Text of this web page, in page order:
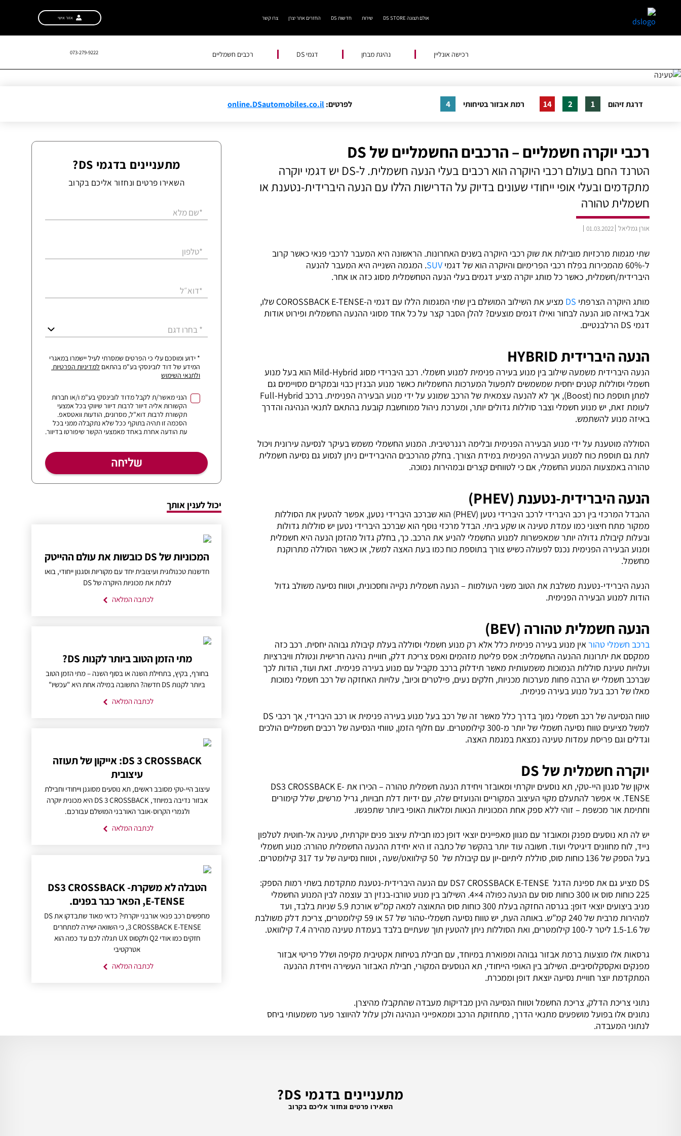
אולם תצוגה DS STORE שירות חדשות DS החזרים אתר יצרן צרו קשר אזור אישי
רכישה אונליין נהיגת מבחן דגמי DS רכבים חשמליים 073-279-9222
דרגת זיהום 1
2
14 רמת אבזור בטיחותי 4 לפרטים:online.DSautomobiles.co.il
רכבי יוקרה חשמליים – הרכבים החשמליים של DS
הטרנד החם בעולם רכבי היוקרה הוא רכבים בעלי הנעה חשמלית. ל-DS יש דגמי יוקרה
מתקדמים ובעלי אופי ייחודי שעונים בדיוק על הדרישות הללו עם הנעה היברידית-נטענת או
חשמלית טהורה
אורן גמליאל 01.03.2022
שתי מגמות מרכזיות מובילות את שוק רכבי היוקרה בשנים האחרונות. הראשונה היא המעבר לרכבי פנאי כאשר קרוב
ל-60% מהמכירות בפלח רכבי הפרימיום והיוקרה הוא של דגמי
SUV. המגמה השנייה היא המעבר להנעה
היברידית/חשמלית, כאשר כל מותג יוקרה מציע דגמים בעלי הנעה הטחשמלית מסוג כזה או אחר.
מותג היוקרה הצרפתי DS
מציע את השילוב המושלם בין שתי המגמות הללו עם דגמי ה-COROSSBACK E-TENSE שלו,
אבל באיזה סוג הנעה לבחור ואילו דגמים מוצעים? להלן הסבר קצר על כל אחד מסוגי ההנעה החשמלית ופירוט אודות
דגמי DS הרלבנטיים.
הנעה היברידית HYBRID
הנעה היברידית משמעה שילוב בין מנוע בעירה פנימית למנוע חשמלי. רכב היברידי מסוג Mild-Hybrid הוא בעל מנוע
חשמלי וסוללות קטנים יחסית שמשמשים לתפעול המערכות החשמליות כאשר מנוע הבנזין כבוי ובמקרים מסויימים גם
למתן תוספת כוח (Boost), אך לא להנעה עצמאית של הרכב שמונע על ידי מנוע הבעירה הפנימית. ברכב Full-Hybrid
לעומת זאת, יש מנוע חשמלי וצבר סוללות גדולים יותר, ומערכת ניהול ממוחשבת קובעת בהתאם לתנאי הנהיגה והדרך
באיזה מנוע להשתמש.
הסוללה מוטענת על ידי מנוע הבעירה הפנימית ובלימה רגנרטיבית. המנוע החשמלי משמש בעיקר לנסיעה עירונית ויכול
לתת גם תוספת כוח למנוע הבעירה הפנימית במידת הצורך. בחלק מהרכבים ההיברידיים ניתן לנסוע גם נסיעה חשמלית
טהורה באמצעות המנוע החשמלי, אם כי לטווחים קצרים ובמהירות נמוכה.
הנעה היברידית-נטענת (PHEV)
ההבדל המרכזי בין רכב היברידי לרכב היברידי נטען (PHEV) הוא שברכב היברידי נטען, אפשר להטעין את הסוללות
ממקור מתח חיצוני כמו עמדת טעינה או שקע ביתי. הבדל מרכזי נוסף הוא שברכב היברידי נטען יש סוללות גדולות
ובעלות קיבולת גדולה יותר שמאפשרות למנוע החשמלי להניע את הרכב. כך, בחלק גדול מהזמן הנעה היא חשמלית
ומנוע הבעירה הפנימית נכנס לפעולה כשיש צורך בתוספת כוח כמו בעת האצה למשל, או כאשר הסוללה מתרוקנת
מחשמל.
הנעה היברידי-נטענת משלבת את הטוב משני העולמות – הנעה חשמלית נקייה וחסכונית, וטווח נסיעה משולב גדול
הודות למנוע הבעירה הפנימית.
הנעה חשמלית טהורה (BEV)
ברכב חשמלי טהוראין מנוע בעירה פנימית כלל אלא רק מנוע חשמלי וסוללה בעלת קיבולת גבוהה יחסית. רכב כזה
ממקסם את יתרונות ההנעה החשמלית: אפס פליטת מזהמים ואפס צריכת דלק, חוויית נהיגה חרישית ונטולת וויברציות
ועלויות טעינת סוללות הנמוכות משמעותית מאשר תידלוק ברכב מקביל עם מנוע בעירה פנימית. זאת ועוד, הודות לכך
שברכב חשמלי יש הרבה פחות מערכות מכניות, חלקים נעים, פילטרים וכיוב’, עלויות האחזקה של רכב חשמלי נמוכות
מאלו של רכב בעל מנוע בעירה פנימית.
טווח הנסיעה של רכב חשמלי נמוך בדרך כלל מאשר זה של רכב בעל מנוע בעירה פנימית או רכב היברידי, אך רכבי DS
למשל מציעים טווח נסיעה חשמלי של יותר מ-300 קילומטרים. עם חלוף הזמן, טווחי הנסיעה של רכבים חשמליים הולכים
וגדלים וגם פריסת עמדות טעינה נמצאת במגמת האצה.
יוקרה חשמלית של DS
איקון של סגנון היי-טקי, תא נוסעים יוקרתי ומאובזר ויחידת הנעה חשמלית טהורה – הכירו את DS3 CROSSBACK E-
TENSE. אי אפשר להתעלם מקוי העיצוב המקוריים והנועזים שלה, עם ידיות דלת חבויות, גריל מרשים, שלל קימורים
וחתימת אור מכשפת – זוהי ללא ספק אחת המכוניות הנאות ומלאות האופי ביותר שתפגשו.
יש לה תא נוסעים מפנק ומאובזר עם מגוון מאפיינים יוצאי דופן כמו חבילת עיצוב פנים יוקרתית, טעינה אל-חוטית לטלפון
נייד, לוח מחוונים דיגיטלי ועוד. חשובה עוד יותר בהקשר של כתבה זו היא יחידת ההנעה החשמלית טהורה: מנוע חשמלי
בעל הספק של 136 כוחות סוס, סוללת ליתיום-יון עם קיבולת של 50 קילוואט/שעה , וטווח נסיעה של עד 317 קילומטרים.
DS מציע גם את ספינת הדגל DS7 CROSSBACK E-TENSE עם הנעה היברידית-נטענת מתקדמת בשתי רמות הספק:
225 כוחות סוס או 300 כוחות סוס עם הנעה כפולה 4×4. השילוב בין מנוע טורבו-בנזין רב עוצמה לבין המנוע החשמלי
מניב ביצועים יוצאי דופן: בגרסה החזקה בעלת 300 כוחות סוס התאוצה למאה קמ”ש אורכת 5.9 שניות בלבד, ועד
למהירות מרבית של 240 קמ”ש. באותה העת, יש טווח נסיעה חשמלי-טהור של 57 או 59 קילומטרים, צריכת דלק משולבת
של 1.5-1.6 ליטר ל-100 קילומטרים, ואת הסוללות ניתן להטעין תוך שעתיים בלבד בעמדת טעינה מהירה 7.4 קילוואט.
גרסאות אלו מוצעות ברמת אבזור גבוהה ומפוארת במיוחד, עם חבילת בטיחות אקטיבית מקיפה ושלל פריטי אבזור
מפנקים ואקסקלוסיביים. השילוב בין האופי הייחודי, תא הנוסעים המקורי, חבילת האבזור העשירה ויחידת ההנעה
המתקדמת יוצר חוויית נסיעה יוצאת דופן וממכרת.
נתוני צריכת הדלק, צריכת החשמל וטווח הנסיעה הינן מבדיקות מעבדה שהתקבלו מהיצרן.
נתונים אלו בפועל מושפעים מתנאי הדרך, מתחזוקת הרכב וממאפייני הנהיגה ולכן עלול להיווצר פער משמעותי ביחס
לנתוני המעבדה.
מתעניינים בדגמי DS?
השאירו פרטים ונחזור אליכם בקרוב
*שם מלא
*טלפון
*דוא״ל
* בחרו דגם
* ידוע ומוסכם עלי כי הפרטים שמסרתי לעיל יישמרו במאגרי
המידע של דוד לובינסקי בע"מ בהתאם למדיניות הפרטיות
ולתנאי השימוש
הנני מאשר/ת לקבל מדוד לובינסקי בע"מ ו/או חברות
הקשורות אליה דיוור לרבות דיוור שיווקי בכל אמצעי
תקשורת לרבות דוא"ל, מסרונים, הודעות וואטסאפ.
הסכמה זו תהיה בתוקף ככל שלא נתקבלה ממני בכל
עת הודעה אחרת באחד מאמצעי הקשר שיפורטו בדיוור.
יכול לענין אותך
המכוניות של DS כובשות את עולם ההייטק
חדשנות טכנולוגית ועיצובית יחד עם מקוריות וסגנון ייחודי, בואו
לגלות את מכוניות היוקרה של DS
לכתבה המלאה
מתי הזמן הטוב ביותר לקנות DS?
בחורף, בקיץ, בתחילת השנה או בסוף השנה – מתי הזמן הטוב
ביותר לקנות DS חדשה? התשובה במילה אחת היא "עכשיו"
לכתבה המלאה
DS 3 CROSSBACK: אייקון של תעוזה
עיצובית
עיצוב היי-טקי מסובב ראשים, תא נוסעים מסוגנן וייחודי וחבילת
אבזור נדיבה במיוחד, DS 3 CROSSBACK היא מכונית יוקרה
ולגמרי הקרוס-אובר האורבני המושלם עבורכם.
לכתבה המלאה
הטבלה לא משקרת- DS3 CROSSBACK
E-TENSE, הפאר כבר בפנים.
מחפשים רכב פנאי אורבני יוקרתי? כדאי מאוד שתבדקו את DS
3 CROSSBACK E-TENSE, כי השוואה ישירה למתחרים
חזקים כמו אודי Q2 ולקסוס UX תגלה לכם עד כמה הוא
אטרקטיבי
לכתבה המלאה
מתעניינים בדגמי DS?
השאירו פרטים ונחזור אליכם בקרוב